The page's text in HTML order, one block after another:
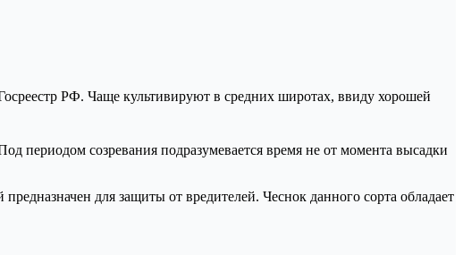
РФ. Чаще культивируют в средних широтах, ввиду хорошей
периодом созревания подразумевается время не от момента высадки
для защиты от вредителей. Чеснок данного сорта обладает